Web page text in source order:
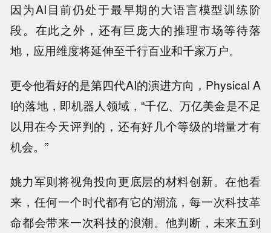
因为AI目前仍处于最早期的大语言模型训练阶
段。在此之外，还有巨庞大的推理市场等待落
地，应用维度将延伸至千行百业和千家万户。
更令他看好的是第四代AI的演进方向，Physical A
I的落地，即机器人领域，“千亿、万亿美金是不足
以用在今天评判的，还有好几个等级的增量才有
机会。”
姚力军则将视角投向更底层的材料创新。在他看
来，任何一个时代都有它的潮流，每一次科技革
命都会带来一次科技的浪潮。他判断，未来五到